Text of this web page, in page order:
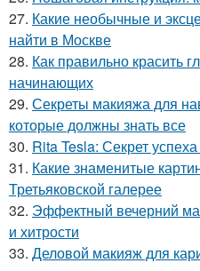
27. Какие необычные и
найти в Москве
28. Как правильно красить
начинающих
29. Секреты макияжа для
которые должны знать все
30. Rita Tesla: Секрет
31. Какие знаменитые
Третьяковской галерее
32. Эффектный вечерний
и хитрости
33. Деловой макияж для